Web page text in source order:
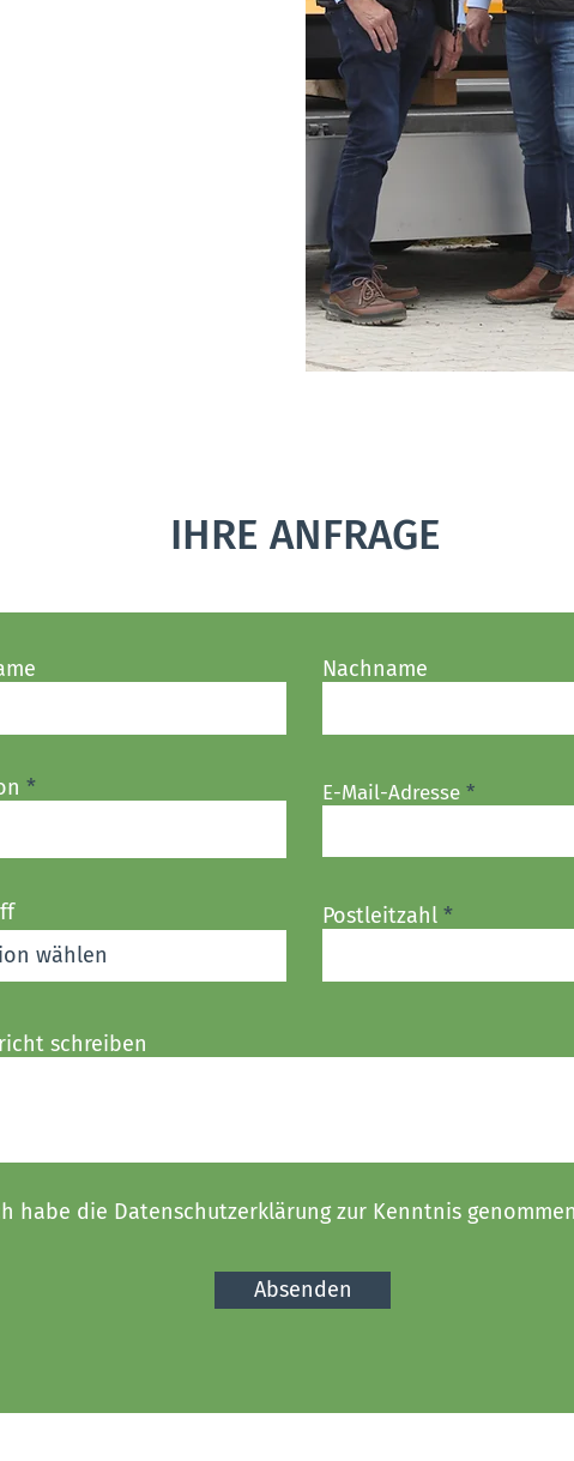
IHRE ANFRAGE
Nachname
E-Mail-Adresse
Postleitzahl
schreiben
habe die Datenschutzerklärung zur Kenntnis
Absenden